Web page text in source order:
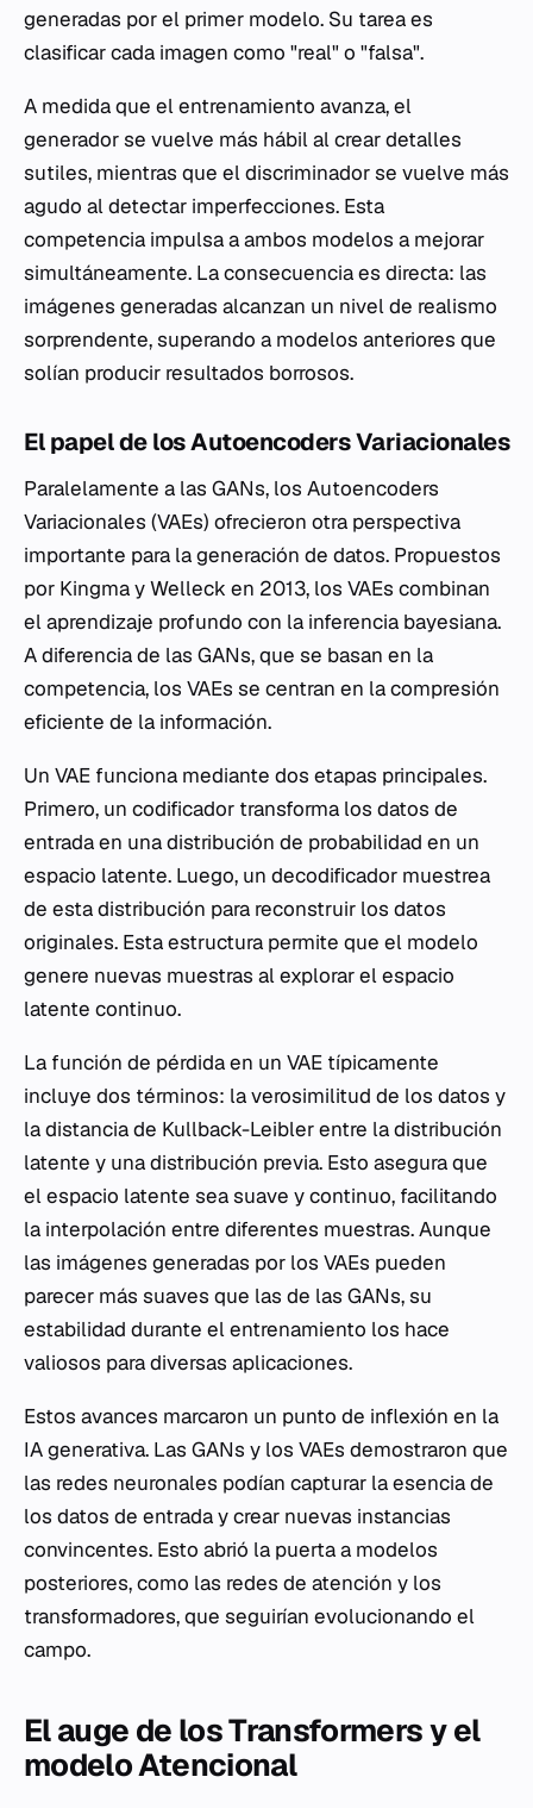
generadas por el primer modelo. Su tarea es
clasificar cada imagen como "real" o "falsa".
A medida que el entrenamiento avanza, el
generador se vuelve más hábil al crear detalles
sutiles, mientras que el discriminador se vuelve más
agudo al detectar imperfecciones. Esta
competencia impulsa a ambos modelos a mejorar
simultáneamente. La consecuencia es directa: las
imágenes generadas alcanzan un nivel de realismo
sorprendente, superando a modelos anteriores que
solían producir resultados borrosos.
El papel de los Autoencoders Variacionales
Paralelamente a las GANs, los Autoencoders
Variacionales (VAEs) ofrecieron otra perspectiva
importante para la generación de datos. Propuestos
por Kingma y Welleck en 2013, los VAEs combinan
el aprendizaje profundo con la inferencia bayesiana.
A diferencia de las GANs, que se basan en la
competencia, los VAEs se centran en la compresión
eficiente de la información.
Un VAE funciona mediante dos etapas principales.
Primero, un codificador transforma los datos de
entrada en una distribución de probabilidad en un
espacio latente. Luego, un decodificador muestrea
de esta distribución para reconstruir los datos
originales. Esta estructura permite que el modelo
genere nuevas muestras al explorar el espacio
latente continuo.
La función de pérdida en un VAE típicamente
incluye dos términos: la verosimilitud de los datos y
la distancia de Kullback-Leibler entre la distribución
latente y una distribución previa. Esto asegura que
el espacio latente sea suave y continuo, facilitando
la interpolación entre diferentes muestras. Aunque
las imágenes generadas por los VAEs pueden
parecer más suaves que las de las GANs, su
estabilidad durante el entrenamiento los hace
valiosos para diversas aplicaciones.
Estos avances marcaron un punto de inflexión en la
IA generativa. Las GANs y los VAEs demostraron que
las redes neuronales podían capturar la esencia de
los datos de entrada y crear nuevas instancias
convincentes. Esto abrió la puerta a modelos
posteriores, como las redes de atención y los
transformadores, que seguirían evolucionando el
campo.
El auge de los Transformers y el
modelo Atencional